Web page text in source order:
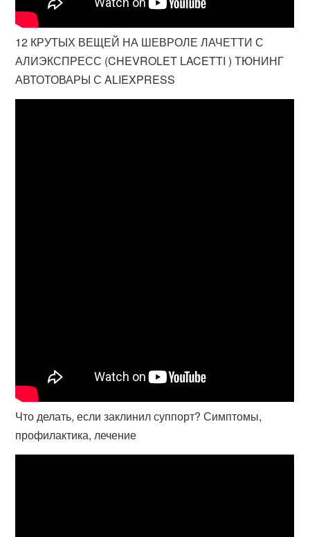
12 КРУТЫХ ВЕЩЕЙ НА ШЕВРОЛЕ ЛАЧЕТТИ С
АЛИЭКСПРЕСС (CHEVROLET LACETTI ) ТЮНИНГ
АВТОТОВАРЫ С ALIEXPRESS
Что делать, если заклинил суппорт? Симптомы,
профилактика, лечение